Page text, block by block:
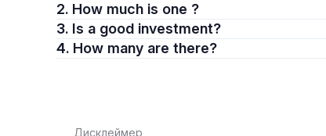
2. How much is one ?
3. Is a good investment?
4. How many are there?
Дисклеймер